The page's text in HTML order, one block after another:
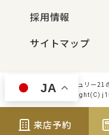
採用情報
サイトマップ
センチュリー
Copyright(C)
来店予約
JA